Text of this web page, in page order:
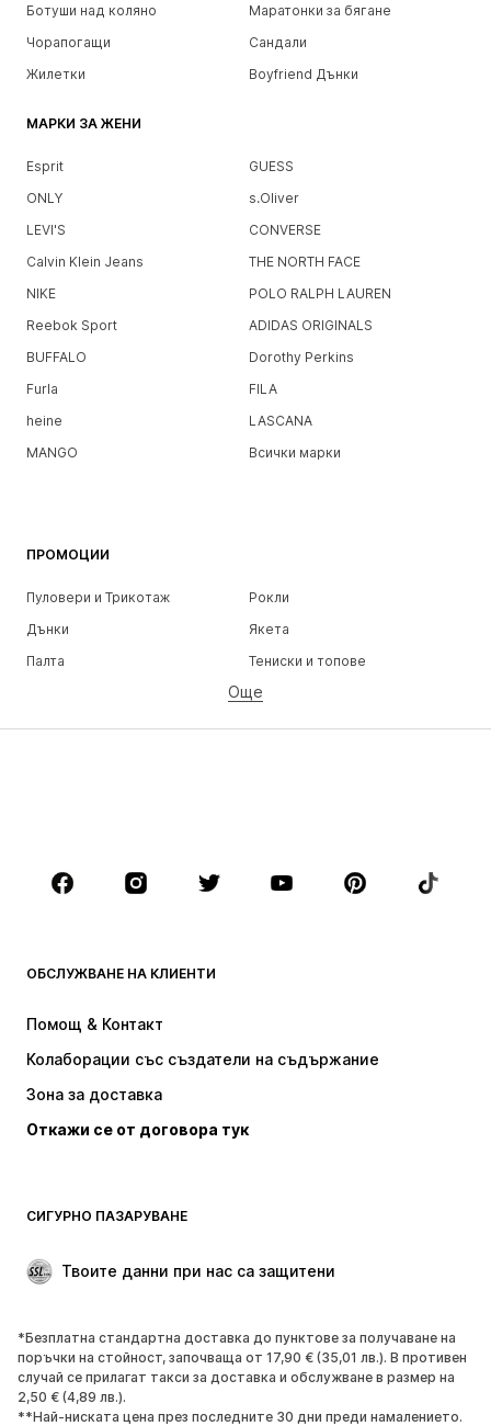
Ботуши над коляно
Маратонки за бягане
Чорапогащи
Сандали
Жилетки
Boyfriend Дънки
МАРКИ ЗА ЖЕНИ
Esprit
GUESS
ONLY
s.Oliver
LEVI'S
CONVERSE
Calvin Klein Jeans
THE NORTH FACE
NIKE
POLO RALPH LAUREN
Reebok Sport
ADIDAS ORIGINALS
BUFFALO
Dorothy Perkins
Furla
FILA
heine
LASCANA
MANGO
Всички марки
ПРОМОЦИИ
Пуловери и Трикотаж
Рокли
Дънки
Якета
Палта
Тениски и топове
Бельо
Поли
Блузи и туники
Аксесоари
Premium
НОВО
Пуловери и Трикотаж
Бельо
Палта
Поли
Специални Поводи
ОБУВКИ
НОВО
Популярно
Маратонки
Боти
Още
ОБСЛУЖВАНЕ НА КЛИЕНТИ
Помощ & Контакт
Колаборации със създатели на съдържание
Зона за доставка
Откажи се от договора тук
СИГУРНО ПАЗАРУВАНЕ
Твоите данни при нас са защитени
*Безплатна стандартна доставка до пунктове за получаване на
поръчки на стойност, започваща от 17,90 € (35,01 лв.). В противен
случай се прилагат такси за доставка и обслужване в размер на
2,50 € (4,89 лв.).
**Най-ниската цена през последните 30 дни преди намалението.